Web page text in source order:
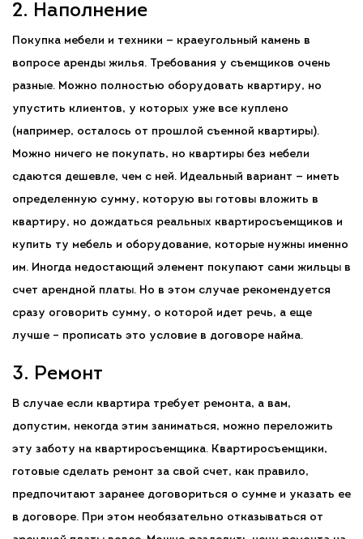
2. Наполнение
Покупка мебели и техники — краеугольный камень в
вопросе аренды жилья. Требования у съемщиков очень
разные. Можно полностью оборудовать квартиру, но
упустить клиентов, у которых уже все куплено
(например, осталось от прошлой съемной квартиры).
Можно ничего не покупать, но квартиры без мебели
сдаются дешевле, чем с ней. Идеальный вариант — иметь
определенную сумму, которую вы готовы вложить в
квартиру, но дождаться реальных квартиросъемщиков и
купить ту мебель и оборудование, которые нужны именно
им. Иногда недостающий элемент покупают сами жильцы в
счет арендной платы. Но в этом случае рекомендуется
сразу оговорить сумму, о которой идет речь, а еще
лучше – прописать это условие в договоре найма.
3. Ремонт
В случае если квартира требует ремонта, а вам,
допустим, некогда этим заниматься, можно переложить
эту заботу на квартиросъемщика. Квартиросъемщики,
готовые сделать ремонт за свой счет, как правило,
предпочитают заранее договориться о сумме и указать ее
в договоре. При этом необязательно отказываться от